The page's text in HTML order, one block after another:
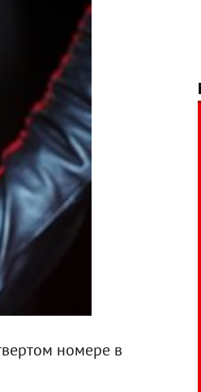
номере в